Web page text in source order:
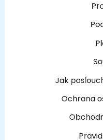
Jak
Ochrana